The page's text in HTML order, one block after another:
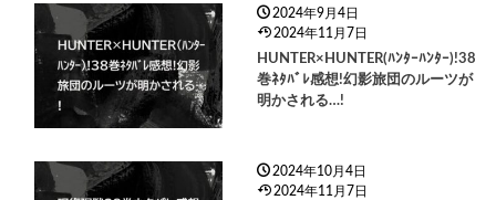
2024年9月4日
2024年11月7日
HUNTER×HUNTER(ﾊﾝﾀｰﾊﾝﾀｰ)!38
巻ﾈﾀﾊﾞﾚ感想!幻影旅団のルーツが
明かされる…!
2024年10月4日
2024年11月7日